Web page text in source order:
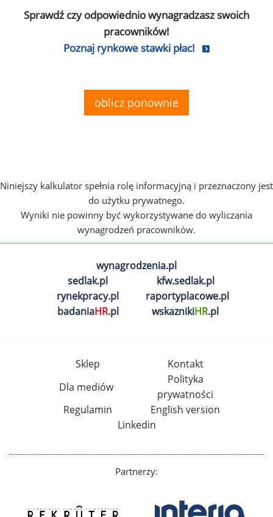
Sprawdź czy odpowiednio wynagradzasz swoich
pracowników!
Poznaj rynkowe stawki płac!
oblicz ponownie
Niniejszy kalkulator spełnia rolę informacyjną i przeznaczony jest
do użytku prywatnego.
Wyniki nie powinny być wykorzystywane do wyliczania
wynagrodzeń pracowników.
wynagrodzenia.pl
sedlak.pl
kfw.sedlak.pl
rynekpracy.pl
raportyplacowe.pl
badaniaHR.pl wskaznikiHR.pl
Sklep
Kontakt
Dla mediów
Polityka
prywatności
Regulamin
English version
Linkedin
Partnerzy: